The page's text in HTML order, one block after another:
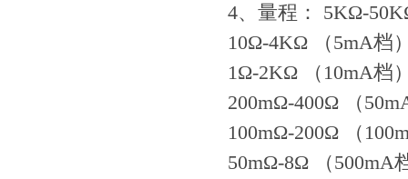
4、量程： 5KΩ-
10Ω-4KΩ （5mA档
1Ω-2KΩ （10mA档
200mΩ-400Ω （
100mΩ-200Ω （
50mΩ-8Ω （500mA